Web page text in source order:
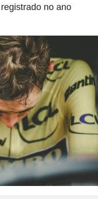
no ano